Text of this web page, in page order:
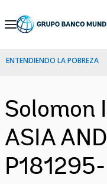
Skip
Navigation
ENTENDIENDO LA POBREZA
Solomon
ASIA